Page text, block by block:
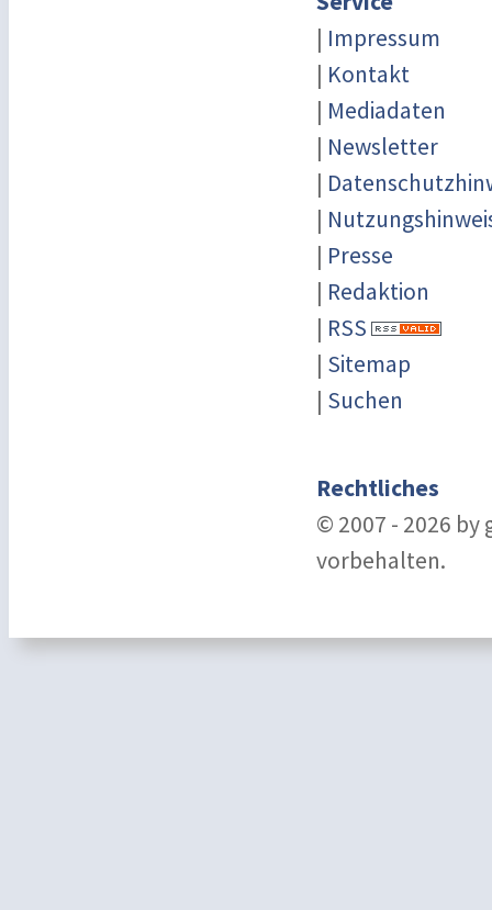
| Impressum
| Kontakt
| Mediadaten
| Newsletter
|
|
| Presse
| Redaktion
| RSS
| Sitemap
| Suchen
Rechtliches
© 2007 - 2026 by
vorbehalten.